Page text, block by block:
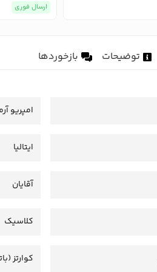
ارسال فوری
توضیحات بازخوردها
امپریو
ایتالیا
آقایان
کلاسیک
کوارتز